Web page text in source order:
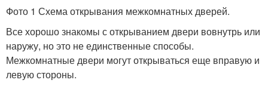
Фото 1 Схема открывания межкомнатных дверей.
Все хорошо знакомы с открыванием двери вовнутрь или
наружу, но это не единственные способы.
Межкомнатные двери могут открываться еще вправую и
левую стороны.